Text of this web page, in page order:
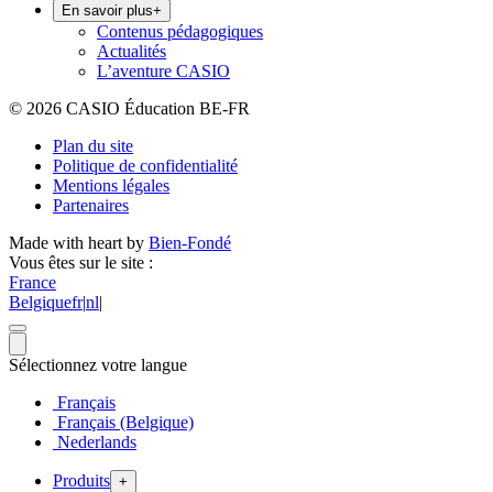
En savoir plus+
Contenus pédagogiques
Actualités
L’aventure CASIO
© 2026 CASIO Éducation BE-FR
Plan du site
Politique de confidentialité
Mentions légales
Partenaires
Made with heart by Bien-Fondé
Vous êtes sur le site :
France
Belgiquefr|nl|
Sélectionnez votre langue
Français
Français (Belgique)
Nederlands
Produits +